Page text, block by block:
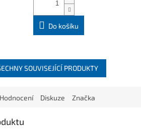
Do košíku
SOUVISEJÍCÍ PRODUKTY
Hodnocení Diskuze Značka